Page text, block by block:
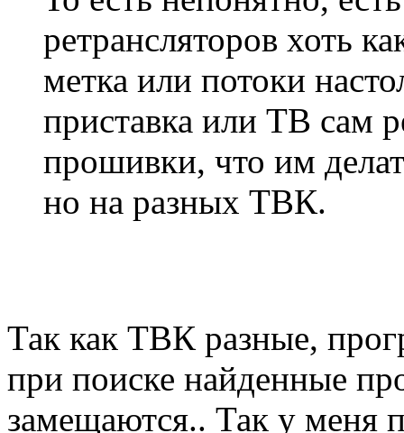
ретрансляторов хоть
метка или потоки
приставка или ТВ сам
прошивки, что им
но на разных ТВК.
Так как ТВК разные,
при поиске найденные
замещаются.. Так у меня